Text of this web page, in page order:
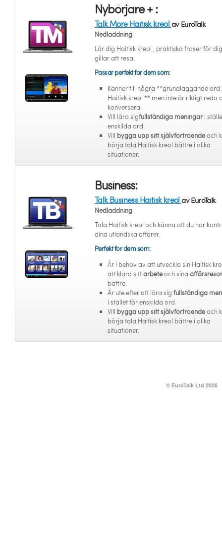
Nybörjare + :
Talk More Haitisk kreol av EuroTalk
Nedladdning
Lär dig Haitisk kreol , praktiska fraser för
gillar att resa.
Passar perfekt för dem som:
Känner till några **grundläggande ord
Haitisk kreol ** men inte är riktigt redo
konversera.
Vill lära sigfullständiga meningar i
enskilda ord.
Vill bygga upp sitt självförtroendeoch
börja tala Haitisk kreol bättre i olika
situationer.
Business:
Talk Business Haitisk kreolav EuroTalk
Nedladdning
Tala Haitisk kreol och känna att du har
dina utländska affärer.
Perfekt för dem som:
Är i behov av att utveckla sin Haitisk
att klara sittarbeteoch sina affärsresor
bättre.
Är ute efter att lära sig fullständiga
i stället för enskilda ord.
Vill bygga upp sitt självförtroendeoch
börja tala Haitisk kreol bättre i olika
situationer.
© EuroTalk Ltd 2026